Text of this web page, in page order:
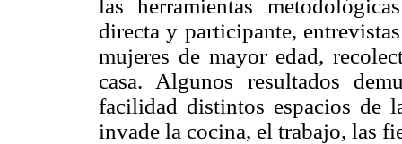
las herramientas
directa y participante,
mujeres de mayor edad,
casa. Algunos resultados
facilidad distintos espacios de
invade la cocina, el trabajo, las